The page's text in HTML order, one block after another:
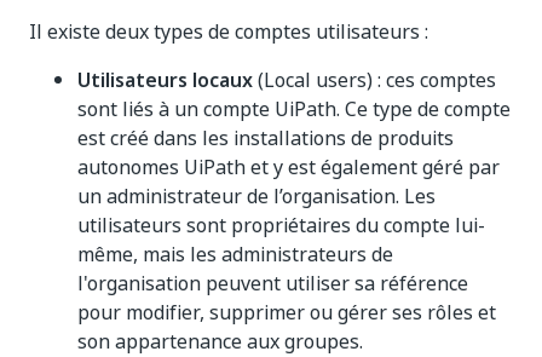
Il existe deux types de comptes utilisateurs :
Utilisateurs locaux(Local users) : ces comptes
sont liés à un compte UiPath. Ce type de compte
est créé dans les installations de produits
autonomes UiPathet y est également géré par
un administrateur de l’organisation. Les
utilisateurs sont propriétaires du compte lui-
même, mais les administrateurs de
l'organisation peuvent utiliser sa référence
pour modifier, supprimer ou gérer ses rôles et
son appartenance aux groupes.